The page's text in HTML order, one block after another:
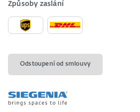
Způsoby zaslání
Odstoupení od smlouvy